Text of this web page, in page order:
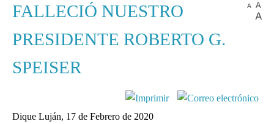
FALLECIÓ NUESTRO
PRESIDENTE ROBERTO G.
SPEISER
Dique Luján, 17 de Febrero de 2020